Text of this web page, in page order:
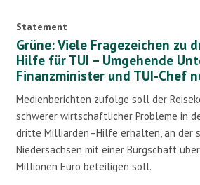
Statement
Grüne: Viele Fragezeichen zu
Hilfe für TUI – Umgehende
Finanzminister und TUI-Chef
Medienberichten zufolge soll der
schwerer wirtschaftlicher Probleme in
dritte Milliarden–Hilfe erhalten, an der
Niedersachsen mit einer Bürgschaft
Millionen Euro beteiligen soll.